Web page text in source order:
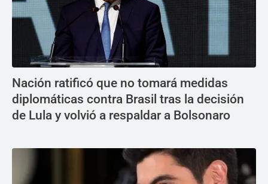
Nación ratificó que no tomará medidas
diplomáticas contra Brasil tras la decisión
de Lula y volvió a respaldar a Bolsonaro